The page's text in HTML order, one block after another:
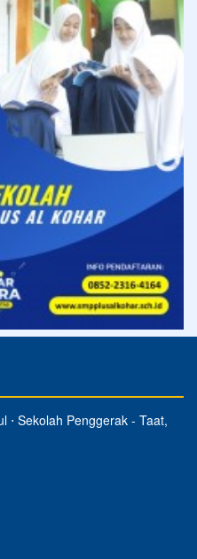
⋅ Sekolah Penggerak - Taat,